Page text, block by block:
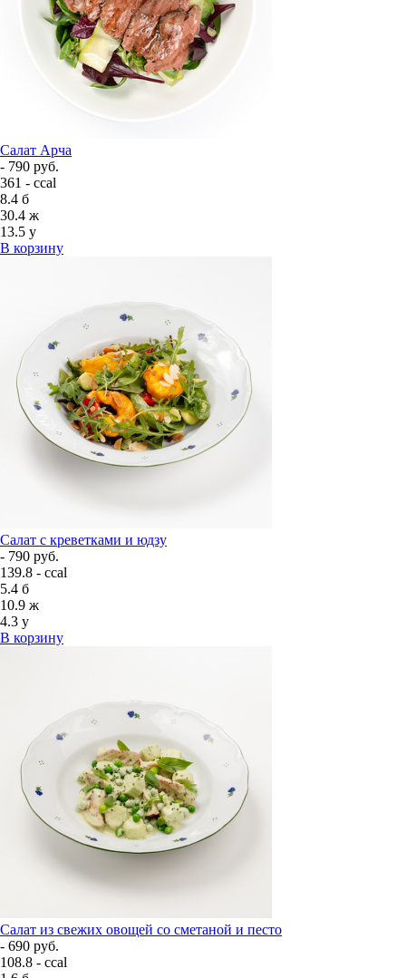
Салат Арча
- 790 руб.
361 - ccal
8.4 б
30.4 ж
13.5 у
В корзину
Салат с креветками и юдзу
- 790 руб.
139.8 - ccal
5.4 б
10.9 ж
4.3 у
В корзину
Салат из свежих овощей со сметаной и песто
- 690 руб.
108.8 - ccal